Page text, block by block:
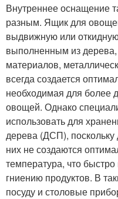
Внутреннее оснащение
разным. Ящик для
выдвижную или
выполненным из
материалов,
всегда создается
необходимая для более
овощей. Однако
использовать для
дерева (ДСП),
них не создаются
температура, что
гниению продуктов. В
посуду и столовые